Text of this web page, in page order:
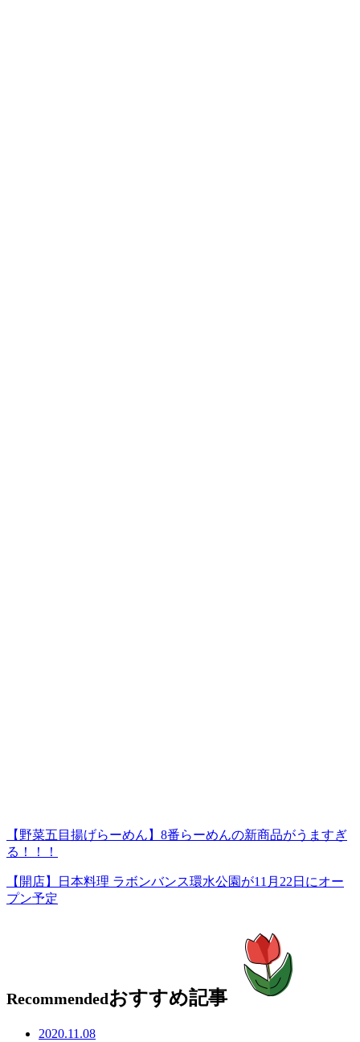
【野菜五目揚げらーめん】8番らーめんの新商品がうますぎ
る！！！
【開店】日本料理 ラボンバンス環水公園が11月22日にオー
プン予定
Recommendedおすすめ記事
2020.11.08